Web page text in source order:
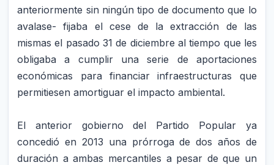
anteriormente sin ningún tipo de documento que lo
avalase- fijaba el cese de la extracción de las
mismas el pasado 31 de diciembre al tiempo que les
obligaba a cumplir una serie de aportaciones
económicas para financiar infraestructuras que
permitiesen amortiguar el impacto ambiental.
El anterior gobierno del Partido Popular ya
concedió en 2013 una prórroga de dos años de
duración a ambas mercantiles a pesar de que un